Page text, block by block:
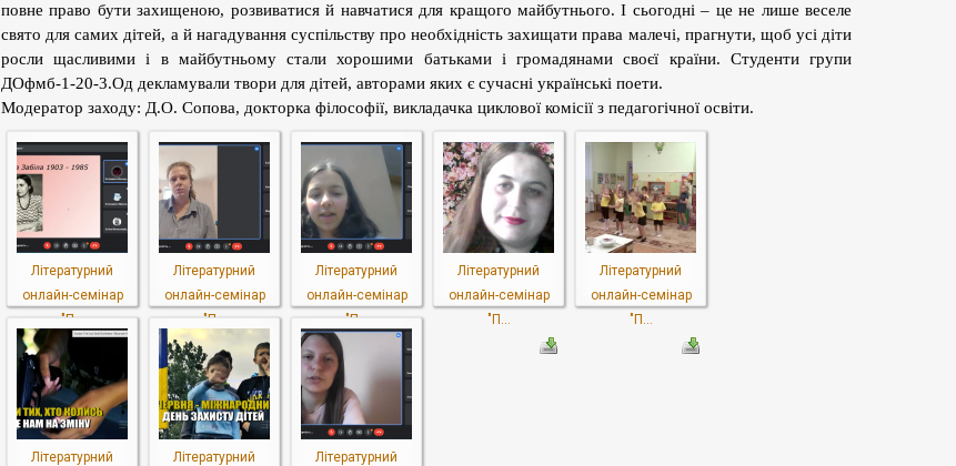
повне право бути захищеною, розвиватися й навчатися для кращого майбутнього. І сьогодні – це не лише веселе
свято для самих дітей, а й нагадування суспільству про необхідність захищати права малечі, прагнути, щоб усі діти
росли щасливими і в майбутньому стали хорошими батьками і громадянами своєї країни. Студенти групи
ДОфмб-1-20-3.Од декламували твори для дітей, авторами яких є сучасні українські поети.
Модератор заходу: Д.О. Сопова, докторка філософії, викладачка циклової комісії з педагогічної освіти.
Літературний
онлайн-семінар
"П...
Літературний
онлайн-семінар
"П...
Літературний
онлайн-семінар
"П...
Літературний
онлайн-семінар
"П...
Літературний
онлайн-семінар
"П...
Літературний
Літературний
Літературний